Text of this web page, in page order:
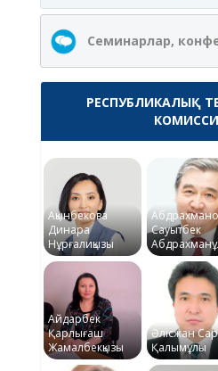
Семинарлар,
РЕСПУБЛИКАЛЫҚ
Ақынбекова
Динара
Нұрғалиқызы
Сауытбек
Айдарбек
Қарлығаш
Жамалбекқызы
Әлісжан
Қалымұлы